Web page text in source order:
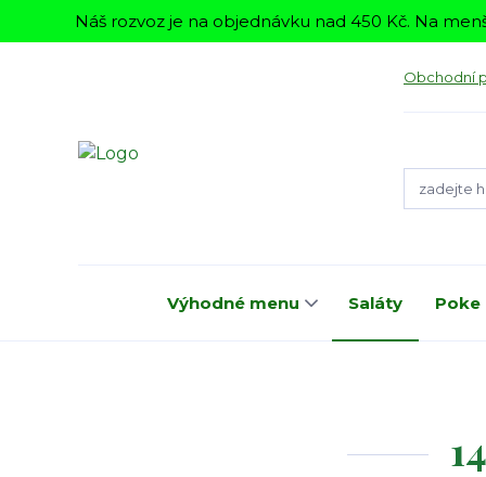
Náš rozvoz je na objednávku nad 450 Kč. Na
Obchodní
Výhodné menu Saláty Poke